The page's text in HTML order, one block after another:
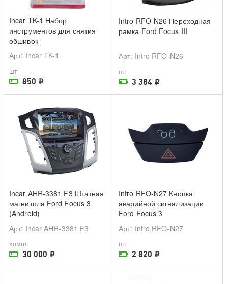
На складе поставщика
Incar TK-1 Набор
инструментов для снятия
обшивок
Арт: Incar TK-1
шт
850 i На складе поставщика
Intro RFO-N26 Переходная
рамка Ford Focus III
Арт: Intro RFO-N26
шт
3 384 i
На складе поставщика
Incar AHR-3381 F3 Штатная
магнитола Ford Focus 3
(Android)
Арт: Incar AHR-3381 F3
компл
30 000 i На складе поставщика
Intro RFO-N27 Кнопка
аварийной сигнализации
Ford Focus 3
Арт: Intro RFO-N27
шт
2 820 i